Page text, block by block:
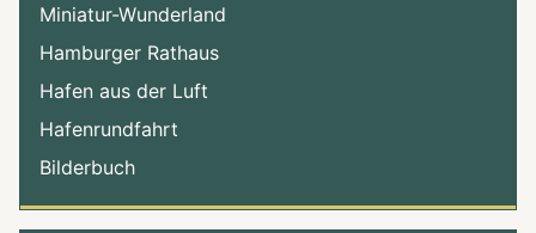
Miniatur-Wunderland
Hamburger Rathaus
Hafen aus der Luft
Hafenrundfahrt
Bilderbuch